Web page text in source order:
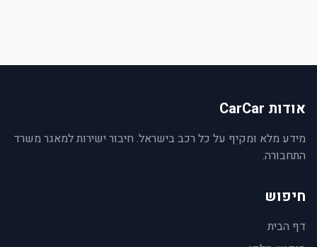
אודות CarCar
מידע מלא ומקיף על כל רכב בישראל. חיבור ישירות למאגר משרד
התחבורה.
חיפוש
דף הבית